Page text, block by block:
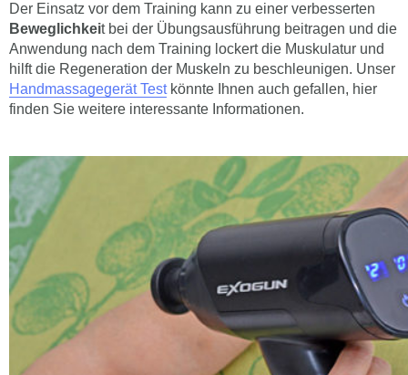
Der Einsatz vor dem Training kann zu einer verbesserten
Beweglichkeit bei der Übungsausführung beitragen und die
Anwendung nach dem Training lockert die Muskulatur und
hilft die Regeneration der Muskeln zu beschleunigen. Unser
Handmassagegerät Testkönnte Ihnen auch gefallen, hier
finden Sie weitere interessante Informationen.